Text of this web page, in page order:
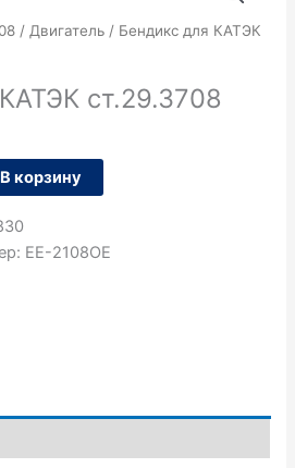
/ Двигатель / Бендикс для КАТЭК
ст.29.3708
В корзину
: EE-2108OE